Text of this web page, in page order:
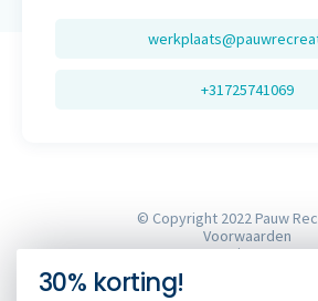
30% korting!
+31725741069
© Copyright 2022 Pauw
Voorwaarden
Privacy